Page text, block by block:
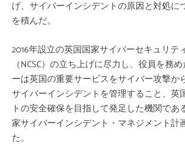
げ、サイバーインシデントの原因と対処に
を積んだ。
2016年設立の英国国家サイバーセキュリテ
（NCSC）の立ち上げに尽力し、役員を務
ーは英国の重要サービスをサイバー攻撃か
サイバーインシデントを管理すること、英
トの安全確保を目指して発足した機関であ
家サイバーインシデント・マネジメント計
た。